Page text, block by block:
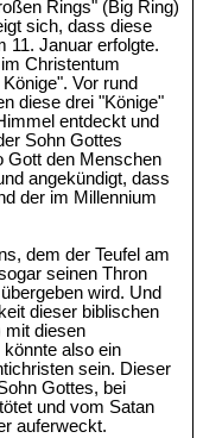
Rings" (Big Ring)
sich, dass diese
11. Januar erfolgte.
Christentum
Vor rund
diese drei "Könige"
entdeckt und
Sohn Gottes
Gott den Menschen
angekündigt, dass
der im Millennium
dem der Teufel am
seinen Thron
wird. Und
dieser biblischen
mit diesen
also ein
sein. Dieser
Gottes, bei
und vom Satan
auferweckt.